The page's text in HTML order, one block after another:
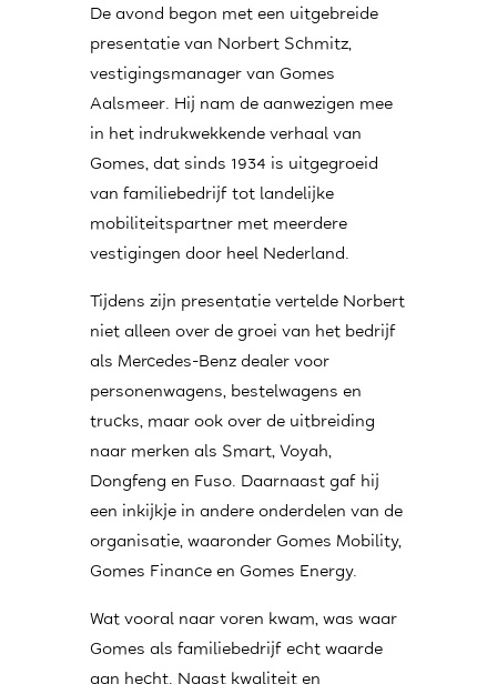
De avond begon met een uitgebreide
presentatie van Norbert Schmitz,
vestigingsmanager van Gomes
Aalsmeer. Hij nam de aanwezigen mee
in het indrukwekkende verhaal van
Gomes, dat sinds 1934 is uitgegroeid
van familiebedrijf tot landelijke
mobiliteitspartner met meerdere
vestigingen door heel Nederland.
Tijdens zijn presentatie vertelde Norbert
niet alleen over de groei van het bedrijf
als Mercedes-Benz dealer voor
personenwagens, bestelwagens en
trucks, maar ook over de uitbreiding
naar merken als Smart, Voyah,
Dongfeng en Fuso. Daarnaast gaf hij
een inkijkje in andere onderdelen van de
organisatie, waaronder Gomes Mobility,
Gomes Finance en Gomes Energy.
Wat vooral naar voren kwam, was waar
Gomes als familiebedrijf echt waarde